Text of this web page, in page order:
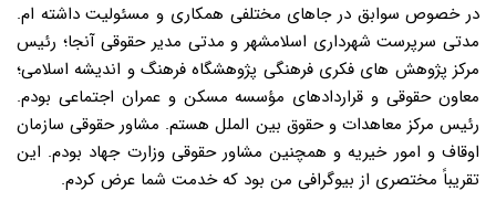
در خصوص سوابق در جاهای مختلفی همکاری و مسئولیت داشته ام.
مدتی سرپرست شهرداری اسلامشهر و مدتی مدیر حقوقی آنجا؛ رئیس
مرکز پژوهش های فکری فرهنگی پژوهشگاه فرهنگ و اندیشه اسلامی؛
معاون حقوقی و قراردادهای مؤسسه مسکن و عمران اجتماعی بودم.
رئیس مرکز معاهدات و حقوق بین الملل هستم. مشاور حقوقی سازمان
اوقاف و امور خیریه و همچنین مشاور حقوقی وزارت جهاد بودم. این
تقریباً مختصری از بیوگرافی من بود که خدمت شما عرض کردم.